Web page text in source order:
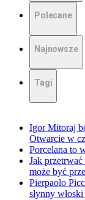
Polecane
Najnowsze
Tagi
Igor Mitoraj
Otwarcie w
Porcelana to
Jak przetrwać
może być
Pierpaolo
słynny